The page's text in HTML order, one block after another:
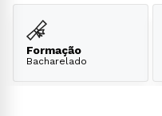
Formação
Bacharelado